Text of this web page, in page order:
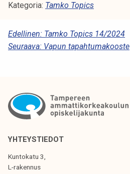
Kategoria: Tamko Topics
A
R
K
K
E
L
I
Edellinen: Tamko Topics 14/2024
Seuraava: Vapun tapahtumakooste
YHTEYSTIEDOT
Kuntokatu 3,
L-rakennus